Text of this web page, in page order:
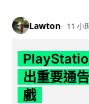
Lawton 11 小
出重要通
戲